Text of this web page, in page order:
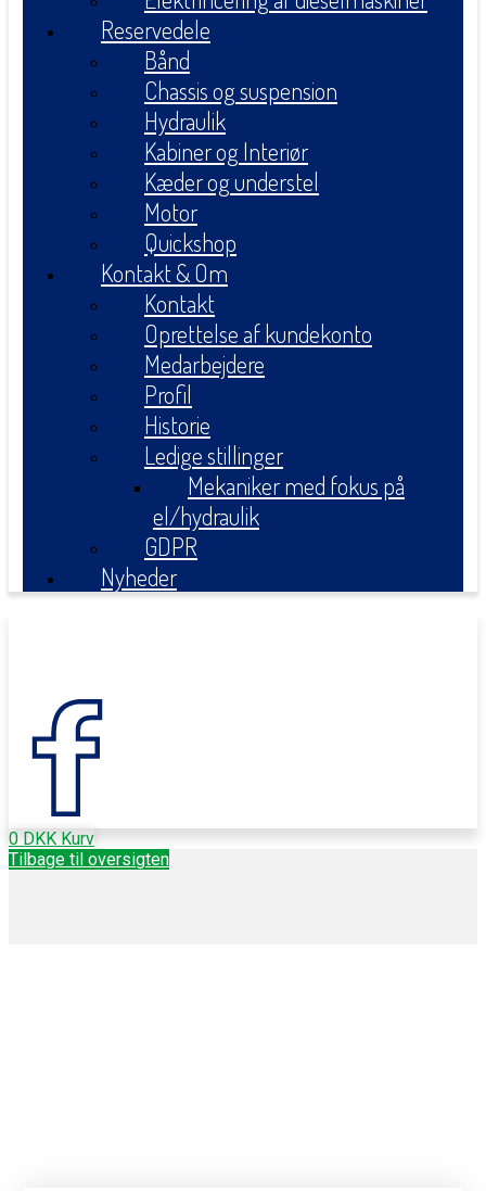
Reservedele
Bånd
Chassis og suspension
Hydraulik
Kabiner og Interiør
Kæder og understel
Motor
Quickshop
Kontakt & Om
Kontakt
Oprettelse af kundekonto
Medarbejdere
Profil
Historie
Ledige stillinger
Mekaniker med fokus på
el/hydraulik
GDPR
Nyheder
0 DKK Kurv
Tilbage til oversigten